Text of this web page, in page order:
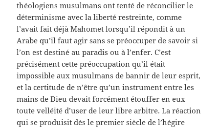
théologiens musulmans ont tenté de réconcilier le
déterminisme avec la liberté restreinte, comme
l’avait fait déjà Mahomet lorsqu’il répondit à un
Arabe qu’il faut agir sans se préoccuper de savoir si
l’on est destiné au paradis ou à l’enfer. C’est
précisément cette préoccupation qu’il était
impossible aux musulmans de bannir de leur esprit,
et la certitude de n’être qu’un instrument entre les
mains de Dieu devait forcément étouffer en eux
toute velléité d’user de leur libre arbitre. La réaction
qui se produisit dès le premier siècle de l’hégire